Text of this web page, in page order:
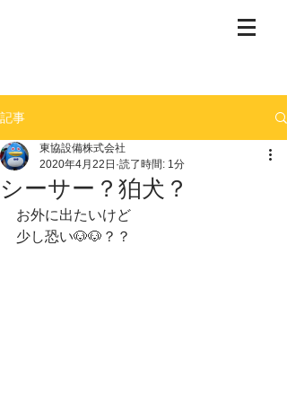
記事
シーサー？狛犬？
東協設備株式会社
2020年4月22日 読了時間: 1分
お外に出たいけど
少し恐い🐶🐶？？